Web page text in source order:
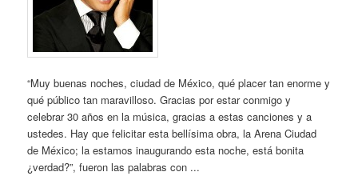
“Muy buenas noches, ciudad de México, qué placer tan enorme y
qué público tan maravilloso. Gracias por estar conmigo y
celebrar 30 años en la música, gracias a estas canciones y a
ustedes. Hay que felicitar esta bellísima obra, la Arena Ciudad
de México; la estamos inaugurando esta noche, está bonita
¿verdad?”, fueron las palabras con ...